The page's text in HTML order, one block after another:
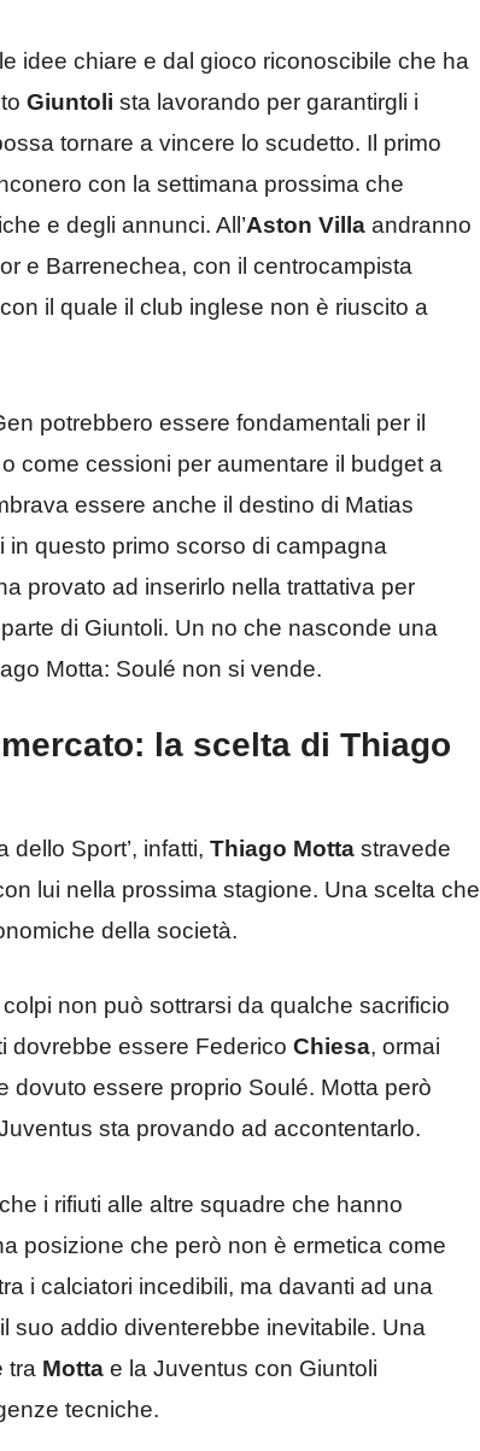
idee chiare e dal gioco riconoscibile che ha
Giuntoli sta lavorando per garantirgli i
tornare a vincere lo scudetto. Il primo
con la settimana prossima che
e degli annunci. All’Aston Villa andranno
e Barrenechea, con il centrocampista
con il quale il club inglese non è riuscito a
potrebbero essere fondamentali per il
come cessioni per aumentare il budget a
essere anche il destino di Matias
questo primo scorso di campagna
provato ad inserirlo nella trattativa per
di Giuntoli. Un no che nasconde una
Motta: Soulé non si vende.
la scelta di Thiago
dello Sport’, infatti, Thiago Motta stravede
lui nella prossima stagione. Una scelta che
della società.
non può sottrarsi da qualche sacrificio
dovrebbe essere Federico Chiesa, ormai
dovuto essere proprio Soulé. Motta però
sta provando ad accontentarlo.
i rifiuti alle altre squadre che hanno
posizione che però non è ermetica come
i calciatori incedibili, ma davanti ad una
suo addio diventerebbe inevitabile. Una
tra Motta e la Juventus con Giuntoli
tecniche.